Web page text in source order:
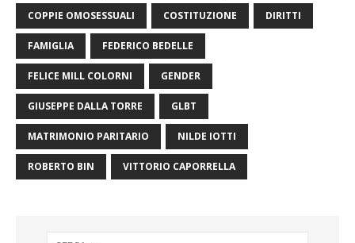
COPPIE OMOSESSUALI COSTITUZIONE DIRITTI
FAMIGLIA FEDERICO BEDELLE
FELICE MILL COLORNI GENDER
GIUSEPPE DALLA TORRE GLBT
MATRIMONIO PARITARIO NILDE IOTTI
ROBERTO BIN VITTORIO CAPORRELLA